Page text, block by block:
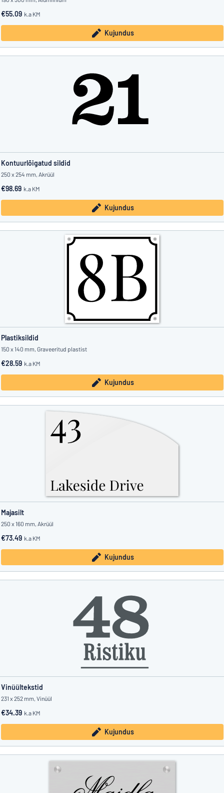
€55.09 k.a KM
Kujundus
Kontuurlõigatud sildid
250 x 254 mm, Akrüül
€98.69 k.a KM
Kujundus
Plastiksildid
150 x 140 mm, Graveeritud plastist
€28.59 k.a KM
Kujundus
Majasilt
250 x 160 mm, Akrüül
€73.49 k.a KM
Kujundus
Vinüültekstid
231 x 252 mm, Vinüül
€34.39 k.a KM
Kujundus